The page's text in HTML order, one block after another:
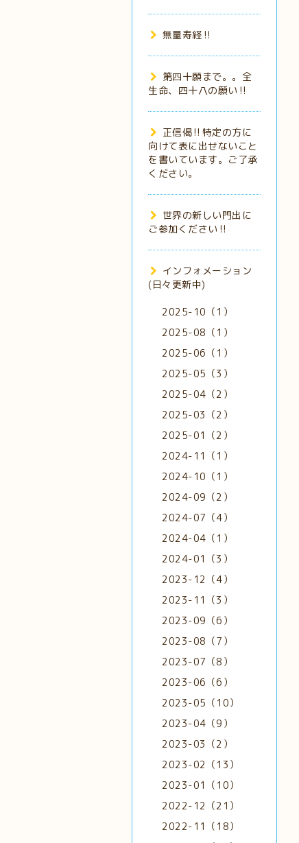
無量寿経‼️
第四十願まで。。全
生命、四十八の願い‼️
正信偈‼️特定の方に
向けて表に出せないこと
を書いています。ご了承
ください。
世界の新しい門出に
ご参加ください‼️
インフォメーション
(日々更新中)
2025-10（1）
2025-08（1）
2025-06（1）
2025-05（3）
2025-04（2）
2025-03（2）
2025-01（2）
2024-11（1）
2024-10（1）
2024-09（2）
2024-07（4）
2024-04（1）
2024-01（3）
2023-12（4）
2023-11（3）
2023-09（6）
2023-08（7）
2023-07（8）
2023-06（6）
2023-05（10）
2023-04（9）
2023-03（2）
2023-02（13）
2023-01（10）
2022-12（21）
2022-11（18）